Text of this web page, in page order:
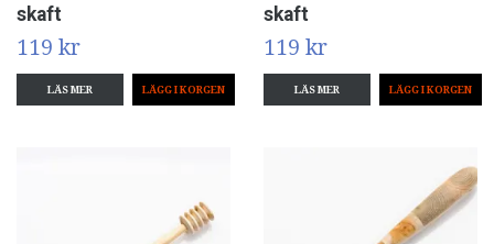
skaft
119 kr
LÄS MER
skaft
119 kr
LÄS MER